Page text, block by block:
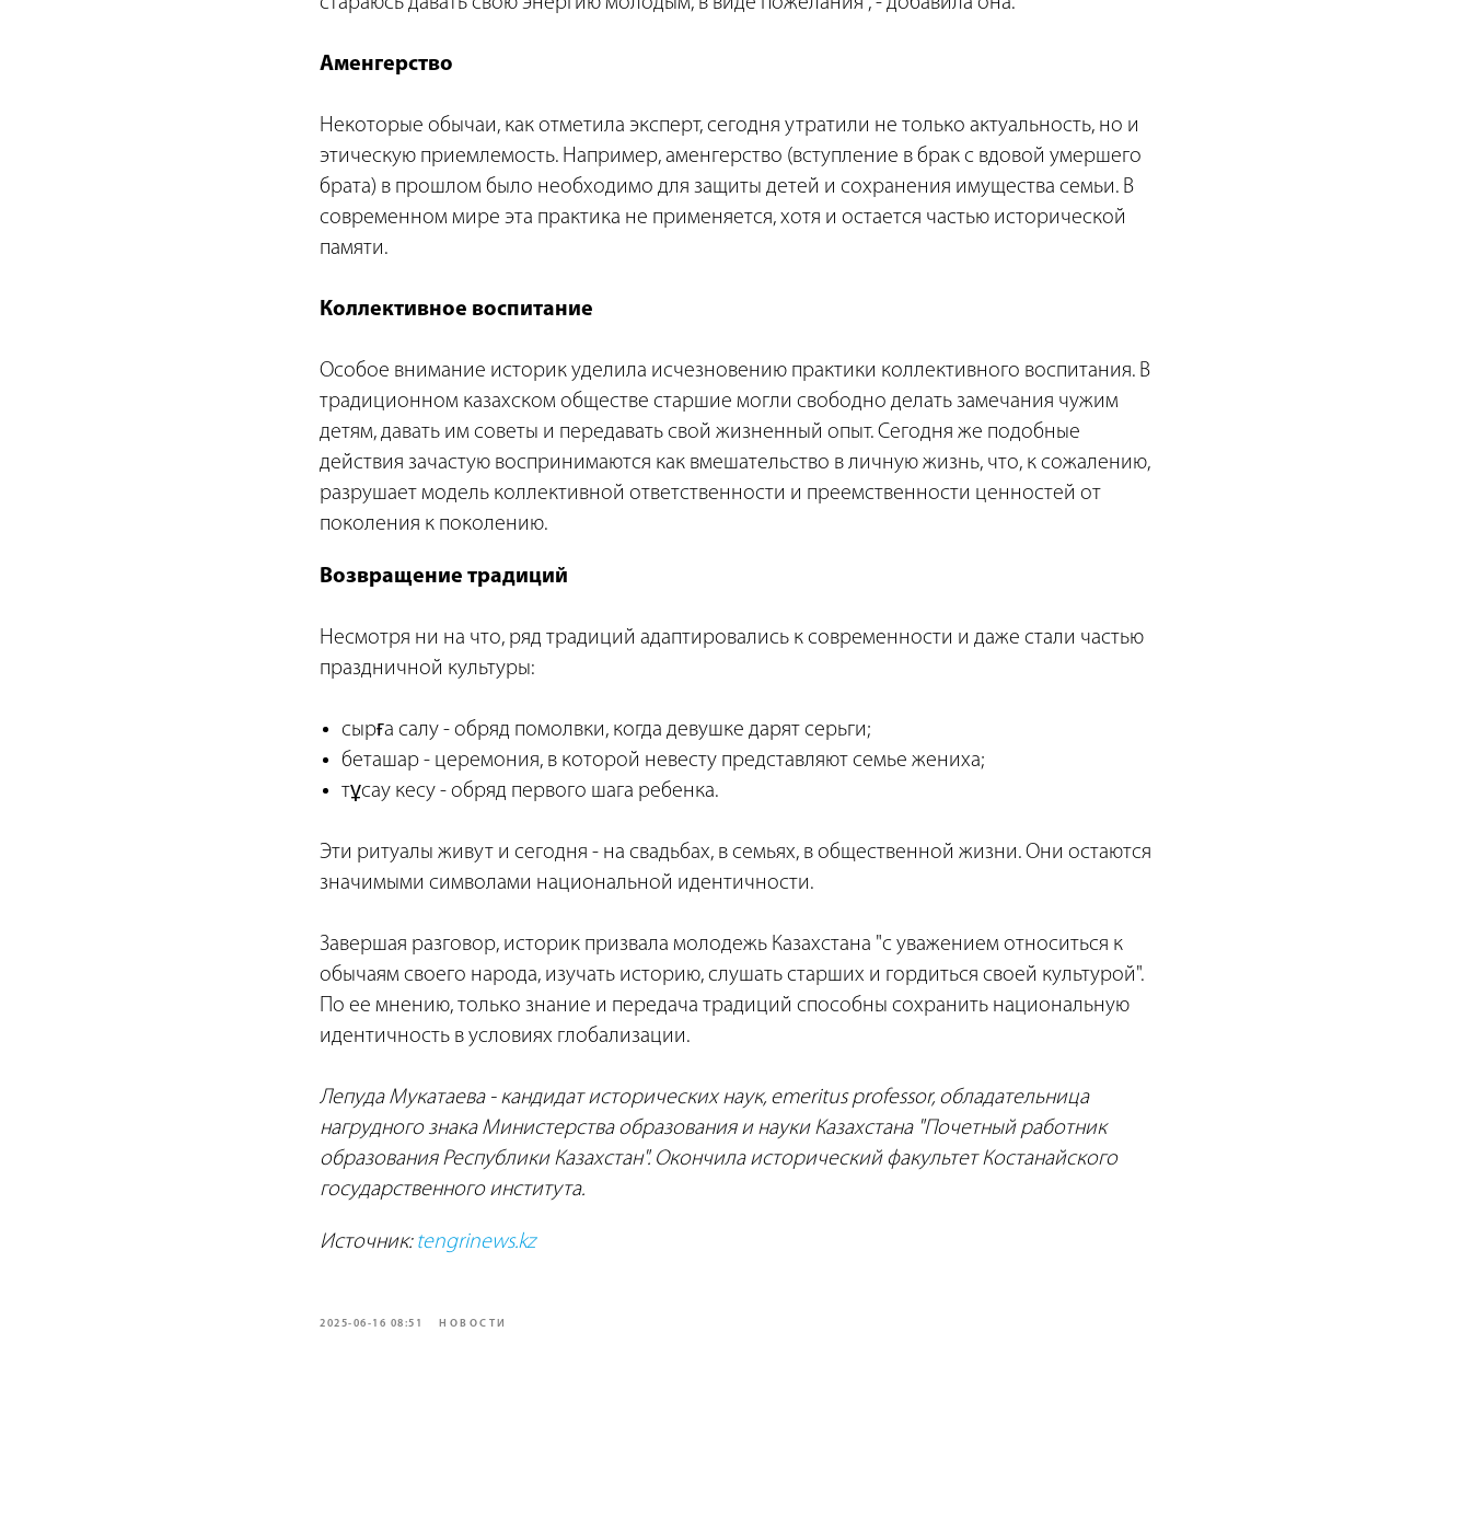
Аменгерство
Некоторые обычаи, как отметила эксперт, сегодня утратили не только актуальность, но и
этическую приемлемость. Например, аменгерство (вступление в брак с вдовой умершего
брата) в прошлом было необходимо для защиты детей и сохранения имущества семьи. В
современном мире эта практика не применяется, хотя и остается частью исторической
памяти.
Коллективное воспитание
Особое внимание историк уделила исчезновению практики коллективного воспитания. В
традиционном казахском обществе старшие могли свободно делать замечания чужим
детям, давать им советы и передавать свой жизненный опыт. Сегодня же подобные
действия зачастую воспринимаются как вмешательство в личную жизнь, что, к сожалению,
разрушает модель коллективной ответственности и преемственности ценностей от
поколения к поколению.
Возвращение традиций
Несмотря ни на что, ряд традиций адаптировались к современности и даже стали частью
праздничной культуры:
сырға салу - обряд помолвки, когда девушке дарят серьги;
беташар - церемония, в которой невесту представляют семье жениха;
тұсау кесу - обряд первого шага ребенка.
Эти ритуалы живут и сегодня - на свадьбах, в семьях, в общественной жизни. Они остаются
значимыми символами национальной идентичности.
Завершая разговор, историк призвала молодежь Казахстана "с уважением относиться к
обычаям своего народа, изучать историю, слушать старших и гордиться своей культурой".
По ее мнению, только знание и передача традиций способны сохранить национальную
идентичность в условиях глобализации.
Лепуда Мукатаева - кандидат исторических наук, emeritus professor, обладательница
нагрудного знака Министерства образования и науки Казахстана "Почетный работник
образования Республики Казахстан". Окончила исторический факультет Костанайского
государственного института.
Источник: tengrinews.kz
2025-06-16 08:51 НОВОСТИ